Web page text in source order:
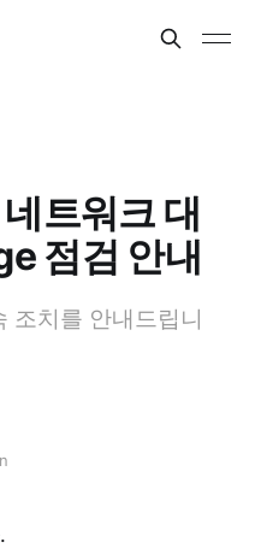
트워크 대
점검 안내
조치를 안내드립니